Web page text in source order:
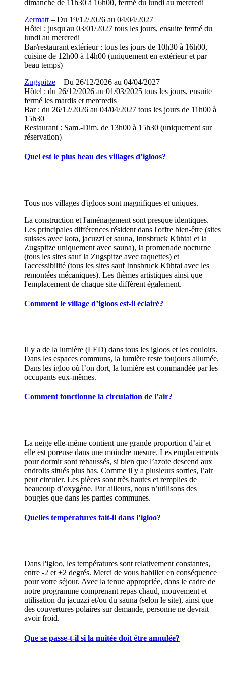
dimanche de 11h30 à 16h00, fermé du lundi au mercredi
Zermatt – Du 19/12/2026 au 04/04/2027
Hôtel : jusqu'au 03/01/2027 tous les jours, ensuite fermé du
lundi au mercredi
Bar/restaurant extérieur : tous les jours de 10h30 à 16h00,
cuisine de 12h00 à 14h00 (uniquement en extérieur et par
beau temps)
Zugspitze – Du 26/12/2026 au 04/04/2027
Hôtel : du 26/12/2026 au 01/03/2025 tous les jours, ensuite
fermé les mardis et mercredis
Bar : du 26/12/2026 au 04/04/2027 tous les jours de 11h00 à
15h30
Restaurant : Sam.-Dim. de 13h00 à 15h30 (uniquement sur
réservation)
Quel est le plus beau des villages d’igloos?
Tous nos villages d'igloos sont magnifiques et uniques.
La construction et l'aménagement sont presque identiques.
Les principales différences résident dans l'offre bien-être (sites
suisses avec kota, jacuzzi et sauna, Innsbruck Kühtai et la
Zugspitze uniquement avec sauna), la promenade nocturne
(tous les sites sauf la Zugspitze avec raquettes) et
l'accessibilité (tous les sites sauf Innsbruck Kühtai avec les
remontées mécaniques). Les thèmes artistiques ainsi que
l'emplacement de chaque site diffèrent également.
Comment le village d’igloos est-il éclairé?
Il y a de la lumière (LED) dans tous les igloos et les couloirs.
Dans les espaces communs, la lumière reste toujours allumée.
Dans les igloo où l’on dort, la lumière est commandée par les
occupants eux-mêmes.
Comment fonctionne la circulation de l’air?
La neige elle-même contient une grande proportion d’air et
elle est poreuse dans une moindre mesure. Les emplacements
pour dormir sont rehaussés, si bien que l’azote descend aux
endroits situés plus bas. Comme il y a plusieurs sorties, l’air
peut circuler. Les pièces sont très hautes et remplies de
beaucoup d’oxygène. Par ailleurs, nous n’utilisons des
bougies que dans les parties communes.
Quelles températures fait-il dans l’igloo?
Dans l'igloo, les températures sont relativement constantes,
entre -2 et +2 degrés. Merci de vous habiller en conséquence
pour votre séjour. Avec la tenue appropriée, dans le cadre de
notre programme comprenant repas chaud, mouvement et
utilisation du jacuzzi et/ou du sauna (selon le site), ainsi que
des couvertures polaires sur demande, personne ne devrait
avoir froid.
Que se passe-t-il si la nuitée doit être annulée?